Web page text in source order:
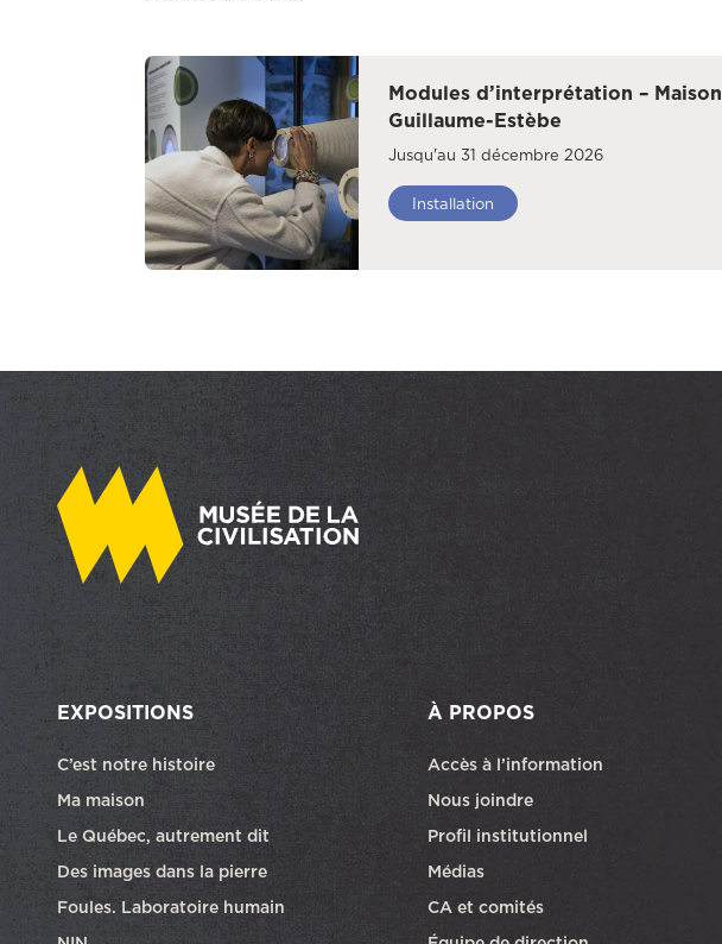
Modules d’interprétation – Maison
Guillaume-Estèbe
Jusqu'au 31 décembre 2026
Installation
EXPOSITIONS
C’est notre histoire
Ma maison
Le Québec, autrement dit
Des images dans la pierre
Foules. Laboratoire humain
À PROPOS
Accès à l’information
Nous joindre
Profil institutionnel
Médias
CA et comités